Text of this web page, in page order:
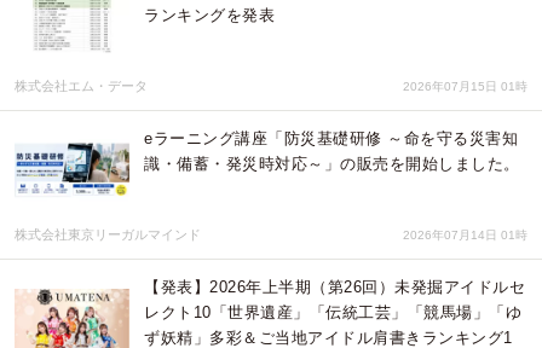
ランキングを発表
株式会社エム・データ 2026年07月15日 01時
eラーニング講座「防災基礎研修 ～命を守る災害知
識・備蓄・発災時対応～」の販売を開始しました。
株式会社東京リーガルマインド 2026年07月14日 01時
【発表】2026年上半期（第26回）未発掘アイドルセ
レクト10「世界遺産」「伝統工芸」「競馬場」「ゆ
ず妖精」多彩＆ご当地アイドル肩書きランキング1